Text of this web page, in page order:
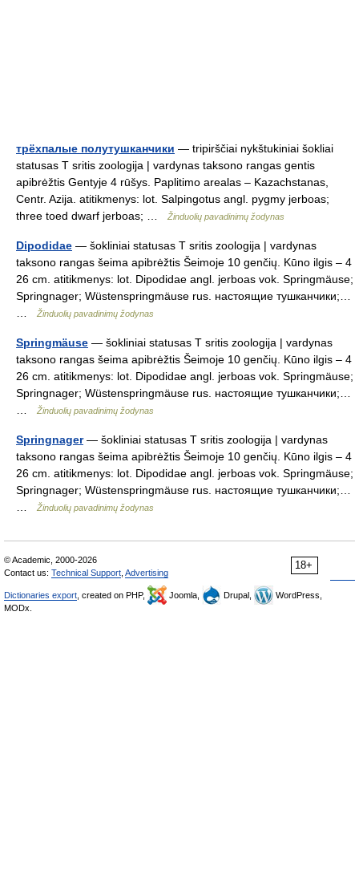
трёхпалые полутушканчики — tripirščiai nykštukiniai šokliai
statusas T sritis zoologija | vardynas taksono rangas gentis
apibrėžtis Gentyje 4 rūšys. Paplitimo arealas – Kazachstanas,
Centr. Azija. atitikmenys: lot. Salpingotus angl. pygmy jerboas;
three toed dwarf jerboas; …
Žinduolių pavadinimų žodynas
Dipodidae — šokliniai statusas T sritis zoologija | vardynas
taksono rangas šeima apibrėžtis Šeimoje 10 genčių. Kūno ilgis – 4
26 cm. atitikmenys: lot. Dipodidae angl. jerboas vok. Springmäuse;
Springnager; Wüstenspringmäuse rus. настоящие тушканчики;…
Žinduolių pavadinimų žodynas
Springmäuse — šokliniai statusas T sritis zoologija | vardynas
taksono rangas šeima apibrėžtis Šeimoje 10 genčių. Kūno ilgis – 4
26 cm. atitikmenys: lot. Dipodidae angl. jerboas vok. Springmäuse;
Springnager; Wüstenspringmäuse rus. настоящие тушканчики;…
Žinduolių pavadinimų žodynas
Springnager— šokliniai statusas T sritis zoologija | vardynas
taksono rangas šeima apibrėžtis Šeimoje 10 genčių. Kūno ilgis – 4
26 cm. atitikmenys: lot. Dipodidae angl. jerboas vok. Springmäuse;
Springnager; Wüstenspringmäuse rus. настоящие тушканчики;…
Žinduolių pavadinimų žodynas
18+
© Academic, 2000-2026
Contact us: Technical Support Advertising
Dictionaries export , created on PHP, Joomla, Drupal,
WordPress,
MODx.